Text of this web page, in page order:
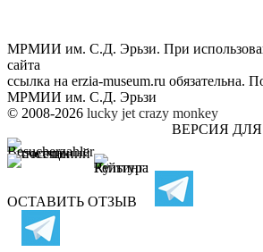
МРМИИ им. С.Д. Эрьзи. При
сайта
ссылка на erzia-museum.ru обязательна.
МРМИИ им. С.Д. Эрьзи
© 2008-2026 lucky jet crazy monkey
ВЕРСИЯ
ОСТАВИТЬ ОТЗЫВ